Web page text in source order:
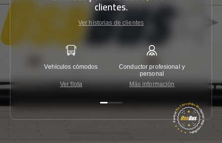
clientes.
Ver historias de clientes
Vehículos cómodos
Ver flota
Conductor profesional y
personal
Más información